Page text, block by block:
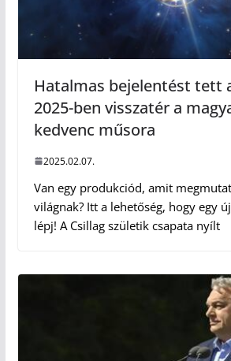
Hatalmas bejelentést tett
2025-ben visszatér a
kedvenc műsora
2025.02.07.
Van egy produkciód, amit
világnak? Itt a lehetőség, hogy egy
lépj! A Csillag születik csapata nyílt